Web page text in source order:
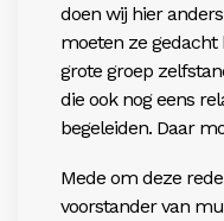
doen wij hier
moeten ze gedacht
grote groep
die ook nog eens
begeleiden. Daar
Mede om deze
voorstander van